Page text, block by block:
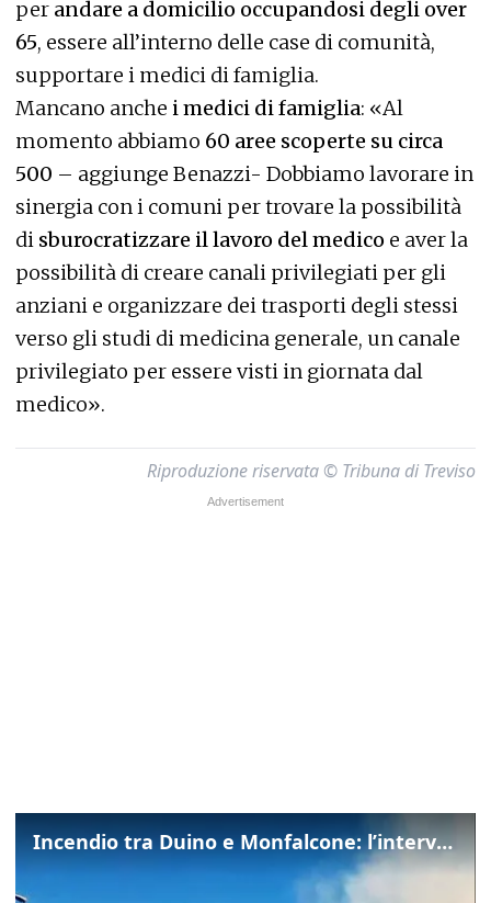
per andare a domicilio occupandosi degli over
65, essere all’interno delle case di comunità,
supportare i medici di famiglia.
Mancano anche i medici di famiglia: «Al
momento abbiamo 60 aree scoperte su circa
500 – aggiunge Benazzi- Dobbiamo lavorare in
sinergia con i comuni per trovare la possibilità
di sburocratizzare il lavoro del medico e aver la
possibilità di creare canali privilegiati per gli
anziani e organizzare dei trasporti degli stessi
verso gli studi di medicina generale, un canale
privilegiato per essere visti in giornata dal
medico».
Riproduzione riservata © Tribuna di Treviso
Incendio tra Duino e Monfalcone: l’intervento dei vigili del fuoco